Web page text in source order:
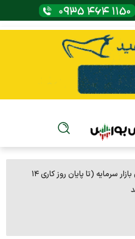
🔴 اکسل جامع داده‌های بازار سرمایه (تا پایان روز کاری ۱۴